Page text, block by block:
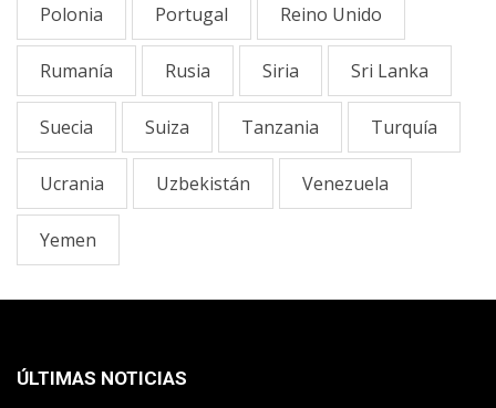
Polonia Portugal Reino Unido
Rumanía Rusia Siria Sri Lanka
Suecia Suiza Tanzania Turquía
Ucrania Uzbekistán Venezuela
Yemen
ÚLTIMAS NOTICIAS